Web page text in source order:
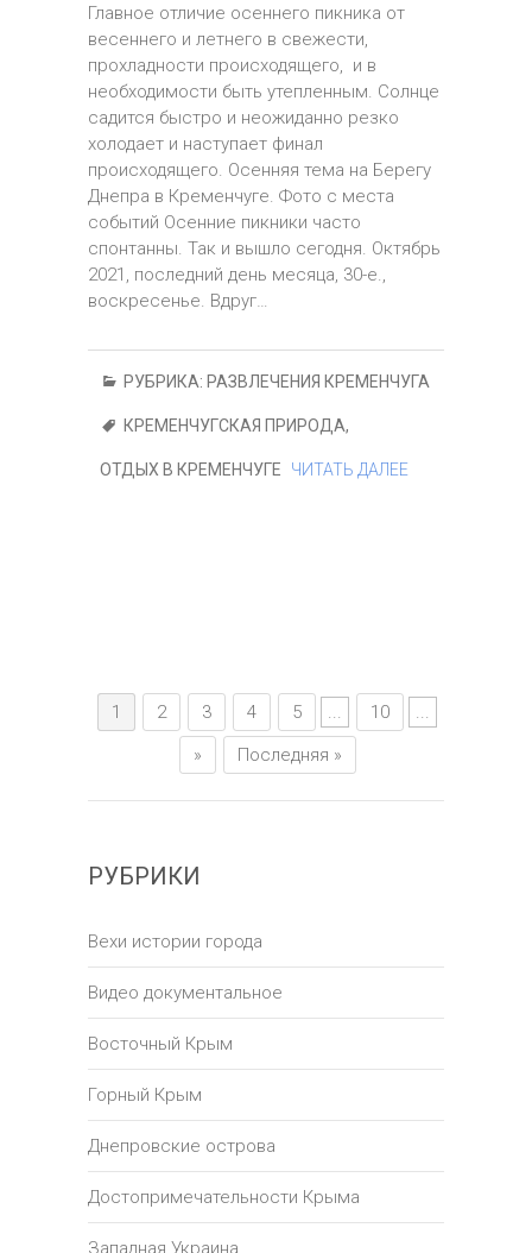
Главное отличие осеннего пикника от
весеннего и летнего в свежести,
прохладности происходящего, и в
необходимости быть утепленным. Солнце
садится быстро и неожиданно резко
холодает и наступает финал
происходящего. Осенняя тема на Берегу
Днепра в Кременчуге. Фото с места
событий Осенние пикники часто
спонтанны. Так и вышло сегодня. Октябрь
2021, последний день месяца, 30-е.,
воскресенье. Вдруг…
РУБРИКА: РАЗВЛЕЧЕНИЯ КРЕМЕНЧУГА
КРЕМЕНЧУГСКАЯ ПРИРОДА,
ОТДЫХ В КРЕМЕНЧУГЕ ЧИТАТЬ ДАЛЕЕ
1 2 3 4 5 ... 10
...
»
Последняя »
РУБРИКИ
Вехи истории города
Видео документальное
Восточный Крым
Горный Крым
Днепровские острова
Достопримечательности Крыма
Западная Украина